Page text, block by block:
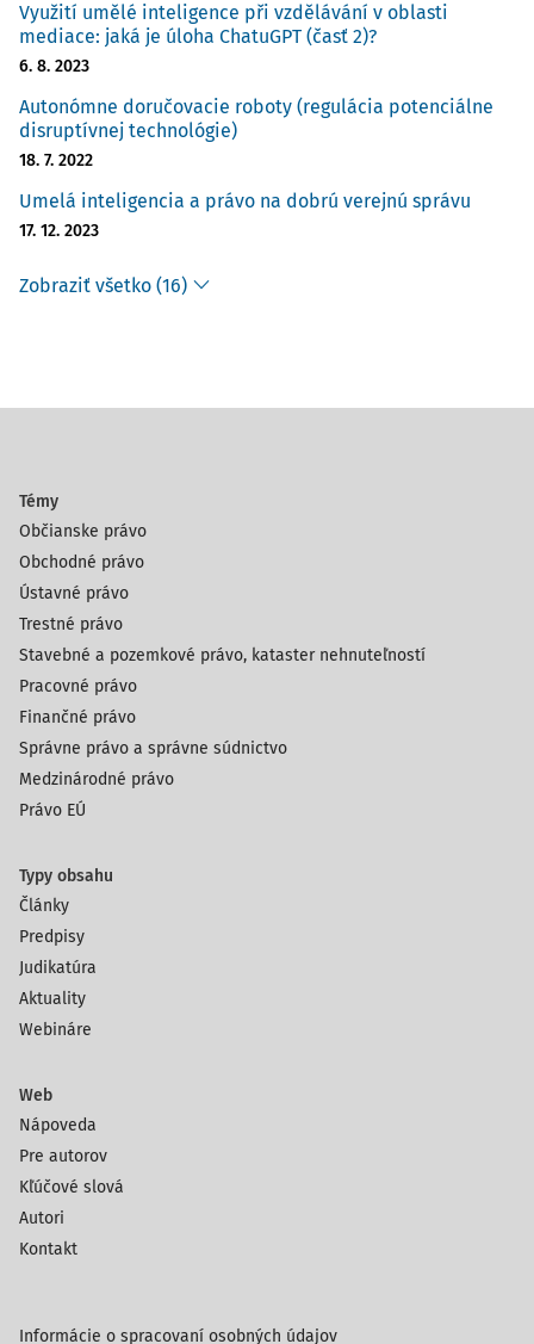
Využití umělé inteligence při vzdělávání v oblasti
mediace: jaká je úloha ChatuGPT (časť 2)?
6. 8. 2023
Autonómne doručovacie roboty (regulácia potenciálne
disruptívnej technológie)
18. 7. 2022
Umelá inteligencia a právo na dobrú verejnú správu
17. 12. 2023
Zobraziť všetko (16)
Témy
Občianske právo
Obchodné právo
Ústavné právo
Trestné právo
Stavebné a pozemkové právo, kataster nehnuteľností
Pracovné právo
Finančné právo
Správne právo a správne súdnictvo
Medzinárodné právo
Právo EÚ
Typy obsahu
Články
Predpisy
Judikatúra
Aktuality
Webináre
Web
Nápoveda
Pre autorov
Kľúčové slová
Autori
Kontakt
Informácie o spracovaní osobných údajov